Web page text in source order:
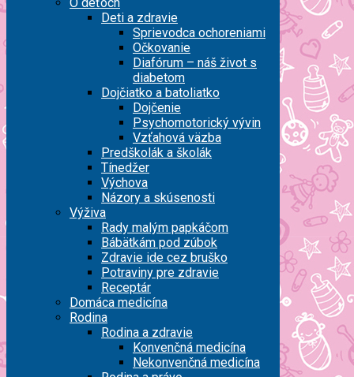
O deťoch
Deti a zdravie
Sprievodca ochoreniami
Očkovanie
Diafórum – náš život s
diabetom
Dojčiatko a batoliatko
Dojčenie
Psychomotorický vývin
Vzťahová väzba
Predškolák a školák
Tínedžer
Výchova
Názory a skúsenosti
Výživa
Rady malým papkáčom
Bábätkám pod zúbok
Zdravie ide cez bruško
Potraviny pre zdravie
Receptár
Domáca medicína
Rodina
Rodina a zdravie
Konvenčná medicína
Nekonvenčná medicína